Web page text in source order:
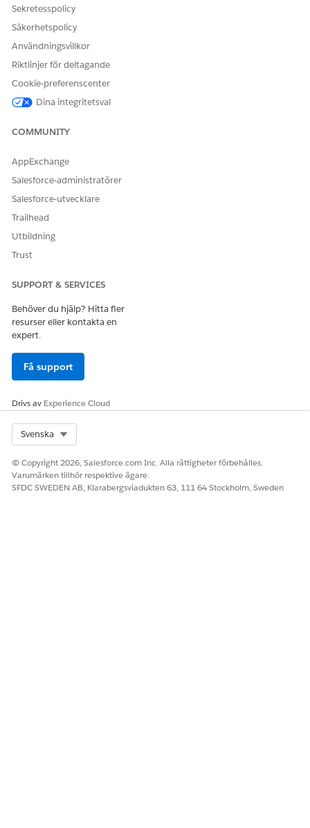
Flera Slack för utbildning-flöden refererar EDU-
kursverksamheten: Få Faculty Slack-användare i ett
underflödeselement. Ändra detta flöde för att se till att
relaterade agentåtgärder korrekt identifierar en Slack-
användare i fakulteten baserat på deras anställdas post.
Skicka detaljer om kursbelastning och skapa
kurserbjudandekanaler
och Slack-kanal efter att du har skapat Agent för
för att skicka information om kursbelastning och skapa
kurserbjudandekanaler för lärare i Slack.
Sekretesspolicy
Säkerhetspolicy
Användningsvillkor
Riktlinjer för deltagande
Cookie-preferenscenter
Dina integritetsval
COMMUNITY
AppExchange
Salesforce-administratörer
Salesforce-utvecklare
Trailhead
Utbildning
Trust
SUPPORT & SERVICES
Behöver du hjälp? Hitta fler
resurser eller kontakta en
expert.
Få support
Drivs av Experience Cloud
Svenska
© Copyright 2026, Salesforce.com Inc. Alla rättigheter förbehålles.
Varumärken tillhör respektive ägare.
SFDC SWEDEN AB, Klarabergsviadukten 63, 111 64 Stockholm, Sweden